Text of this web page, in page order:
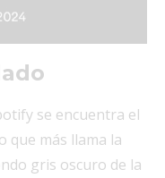
se encuentra el
que más llama la
gris oscuro de la